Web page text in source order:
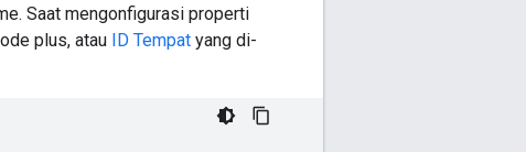
Saat mengonfigurasi properti
plus, atau ID Tempat yang di-